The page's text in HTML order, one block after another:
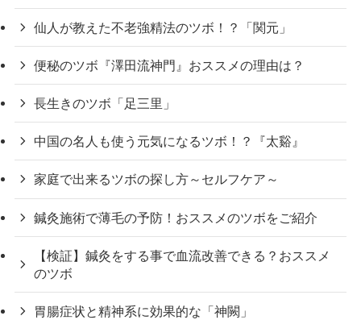
仙人が教えた不老強精法のツボ！？「関元」
便秘のツボ『澤田流神門』おススメの理由は？
長生きのツボ「足三里」
中国の名人も使う元気になるツボ！？『太谿』
家庭で出来るツボの探し方～セルフケア～
鍼灸施術で薄毛の予防！おススメのツボをご紹介
【検証】鍼灸をする事で血流改善できる？おススメ
のツボ
胃腸症状と精神系に効果的な「神闕」